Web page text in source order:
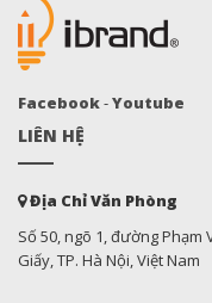
Facebook-Youtube
LIÊN HỆ
Địa Chỉ Văn Phòng
Số 50, ngõ 1, đường Phạm
Giấy, TP. Hà Nội, Việt Nam